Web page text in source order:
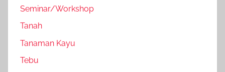
Seminar/Workshop
Tanah
Tanaman Kayu
Tebu